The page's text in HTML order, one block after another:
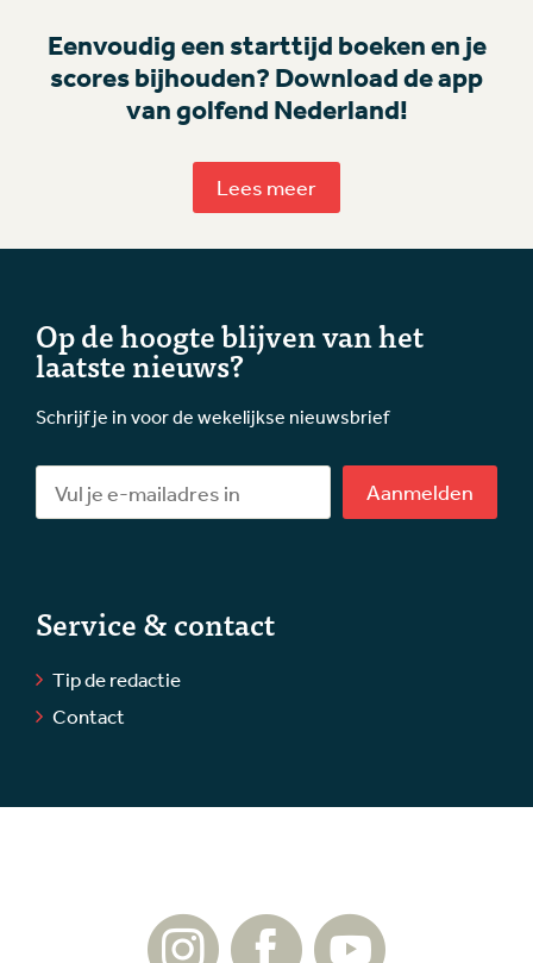
Eenvoudig een starttijd boeken en je
scores bijhouden? Download de app
van golfend Nederland!
Lees meer
Op de hoogte blijven van het
laatste nieuws?
Schrijf je in voor de wekelijkse nieuwsbrief
Aanmelden
Service & contact
Tip de redactie
Contact